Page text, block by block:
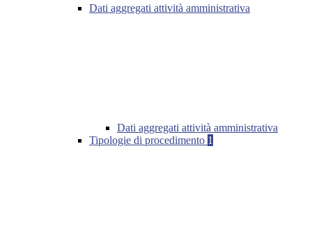
Dati aggregati attività amministrativa
Dati aggregati attività amministrativa
Tipologie di procedimento 1